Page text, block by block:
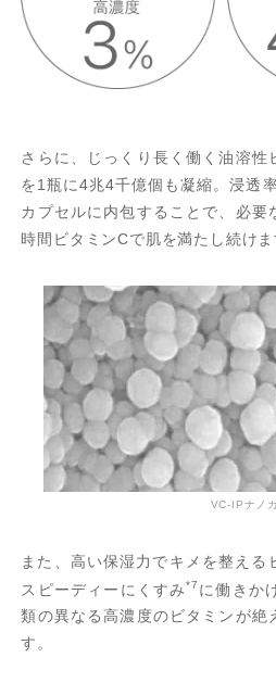
さらに、じっくり長く働く油溶性
を1瓶に4兆4千億個も凝縮。浸透
カプセルに内包することで、必要
時間ビタミンCで肌を満たし続けま
また、高い保湿力でキメを整える
スピーディーにくすみ*7 に働きか
類の異なる高濃度のビタミンが絶
す。
VC-IPナノ